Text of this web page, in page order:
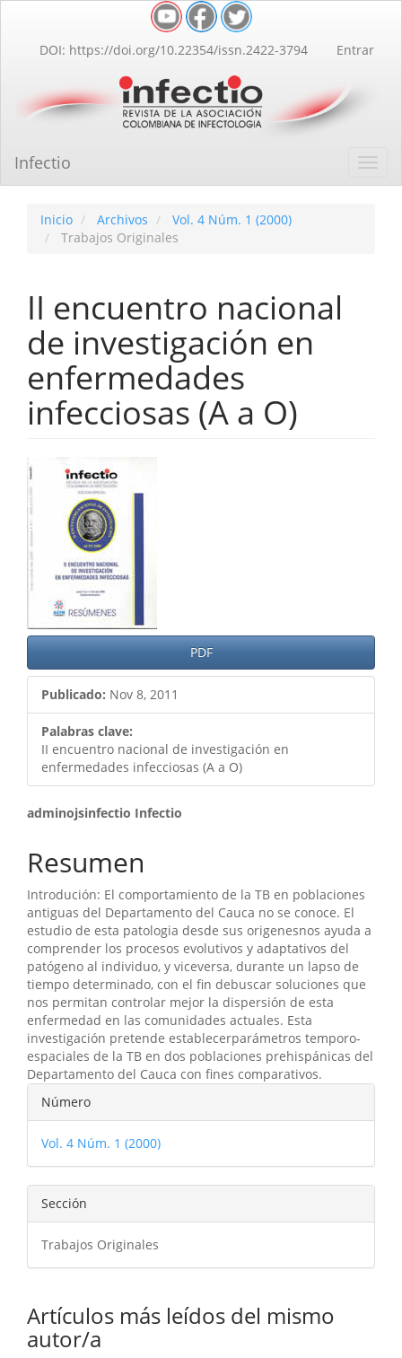
Contenido
principal
lateral
DOI: https://doi.org/10.22354/issn.2422-3794 Entrar
Infectio
Inicio Archivos
Vol. 4 Núm. 1 (2000)
Trabajos Originales
II encuentro nacional
de investigación en
enfermedades
infecciosas (A a O)
Barra
lateral
del
artículo
PDF
Publicado: Nov 8, 2011
Palabras clave:
II encuentro nacional de investigación en
enfermedades infecciosas (A a O)
Contenido
principal
del
artículo
adminojsinfectio Infectio
Resumen
Introdución: El comportamiento de la TB en poblaciones
antiguas del Departamento del Cauca no se conoce. El
estudio de esta patologia desde sus origenesnos ayuda a
comprender los procesos evolutivos y adaptativos del
patógeno al individuo, y viceversa, durante un lapso de
tiempo determinado, con el fin debuscar soluciones que
nos permitan controlar mejor la dispersión de esta
enfermedad en las comunidades actuales. Esta
investigación pretende establecerparámetros temporo-
espaciales de la TB en dos poblaciones prehispánicas del
Departamento del Cauca con fines comparativos.
Detalles
del
artículo
Número
Vol. 4 Núm. 1 (2000)
Sección
Trabajos Originales
Artículos más leídos del mismo
autor/a